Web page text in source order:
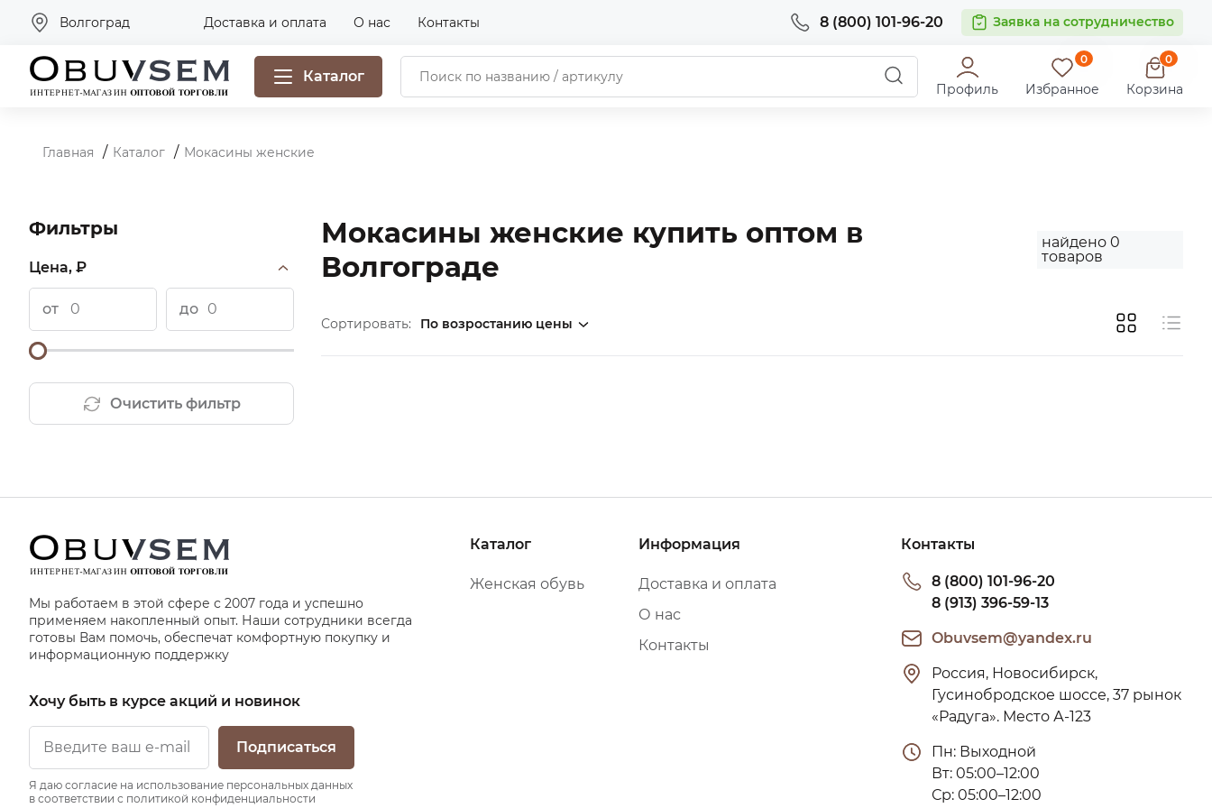
Волгоград Доставка и оплата О нас Контакты 8 (800) 101-96-20 Заявка на сотрудничество
Каталог
Профиль
0
Избранное
0
Корзина
Главная Каталог Мокасины женские
Фильтры
Цена, ₽
от до
Очистить фильтр
Мокасины женские купить оптом в
Волгограде
найдено 0
товаров
Сортировать:
Мы работаем в этой сфере с 2007 года и успешно
применяем накопленный опыт. Наши сотрудники всегда
готовы Вам помочь, обеспечат комфортную покупку и
информационную поддержку
Хочу быть в курсе акций и новинок
Подписаться
Я даю согласие на использование персональных данных
в соответствии с политикой конфиденциальности
Каталог
Женская обувь
Информация
Доставка и оплата
О нас
Контакты
Контакты
8 (800) 101-96-20
8 (913) 396-59-13
Obuvsem@yandex.ru
Россия, Новосибирск,
Гусинобродское шоссе, 37 рынок
«Радуга». Место А-123
Пн: Выходной
Вт: 05:00–12:00
Ср: 05:00–12:00